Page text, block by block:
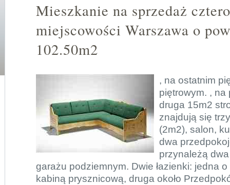
Mieszkanie na sprzedaż
miejscowości Warszawa o
102.50m2
, na ostatnim
piętrowym. , na
druga 15m2
znajdują się
(2m2), salon,
dwa
przynależą
garażu podziemnym. Dwie łazienki: jedna
kabiną prysznicową, druga około